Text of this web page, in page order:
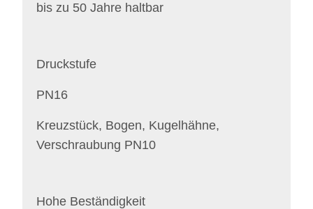
bis zu 50 Jahre haltbar
Druckstufe
PN16
Kreuzstück, Bogen, Kugelhähne,
Verschraubung PN10
Hohe Beständigkeit